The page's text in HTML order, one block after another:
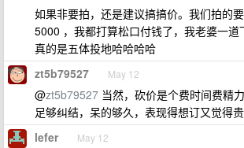
如果非要拍，还是建议搞搞价。我们拍的
5000 ，我都打算松口付钱了，我老婆一
真的是五体投地哈哈哈哈
zt5b79527 May 12
@zt5b79527 当然，砍价是个费时间费精
足够纠结，呆的够久，表现得想订又觉得贵
lefer May 12